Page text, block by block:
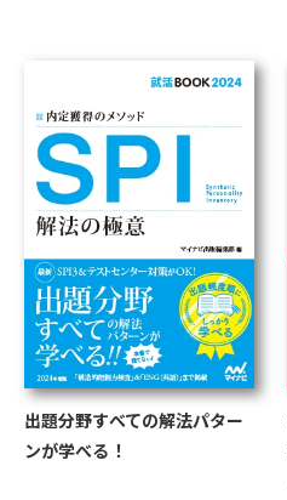
出題分野すべての解法パター
ンが学べる！